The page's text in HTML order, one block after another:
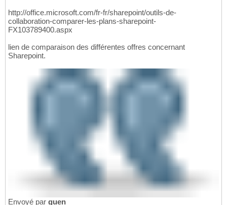
http://office.microsoft.com/fr-fr/sharepoint/outils-de-
collaboration-comparer-les-plans-sharepoint-
FX103789400.aspx
lien de comparaison des différentes offres concernant
Sharepoint.
Envoyé par guen